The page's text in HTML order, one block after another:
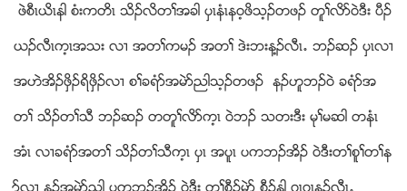
ဖဲစီၚဎိၚနါ စံးကတိၚ သိဥလိတႈအခါ ပွၚနံၚန၀့ဖိသ့ဥတဖဥ တူႈလိဏ၀ဲဒီး ပီဥ
ဎဥလီၚက့ၚအသး လ႕ အတႈကမဥ အတႈ ဒဲးဘးန႔ဥလီၚ’ ဘဥဆဥ ပွၚလ႕
အဟဲအိဥဖွိဥရိဖွိဥလ႕ စႈခရံဏအမဲဏညါသ့ဥတဖဥ နဥဟူဘဥ၀ဲ ခရံဏအ
တႈ သိဥတႈသီ ဘဥဆဥ တတူႈလိဏက့ၚ ၀ဲဘဥ သတးဒီး မုႈမဆါ တနံၚ
အံၚ လ႕ခရံဏအတႈ သိဥတႈသီက့ၚ ပွၚ အပူၚ ပကဘဥအိဥ ၀ဲဒီးတႈစူႈတႈန